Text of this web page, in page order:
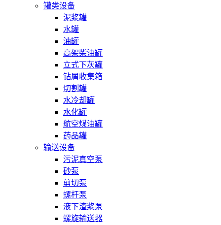
罐类设备
泥浆罐
水罐
油罐
高架柴油罐
立式下灰罐
钻屑收集箱
切割罐
水冷却罐
水化罐
航空煤油罐
药品罐
输送设备
污泥真空泵
砂泵
剪切泵
螺杆泵
液下渣浆泵
螺旋输送器